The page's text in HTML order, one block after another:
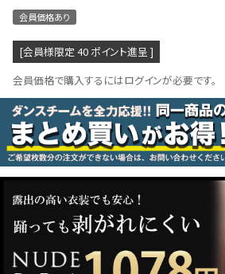
LINE連携でクーポンもらえる!!
会員価格あり
[会員様限定 40 ポイント進呈 ]
会員価格で購入するにはログインが必要です。